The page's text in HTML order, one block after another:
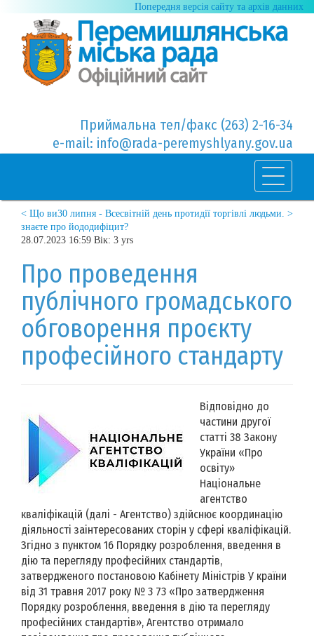
Попередня версія сайту та архів данних
Приймальна тел/факс (263) 2-16-34
e-mail: info@rada-peremyshlyany.gov.ua
30 липня - Всесвітній день протидії торгівлі людьми. >
< Що ви
знаєте про йододифіцит?
28.07.2023 16:59 Вік: 3 yrs
Про проведення
публічного громадського
обговорення проєкту
професійного стандарту
Відповідно до
частини другої
статті 38 Закону
України «Про
освіту»
Національне
агентство
кваліфікацій (далі - Агентство) здійснює координацію
діяльності заінтересованих сторін у сфері кваліфікацій.
Згідно з пунктом 16 Порядку розроблення, введення в
дію та перегляду професійних стандартів,
затвердженого постановою Кабінету Міністрів У країни
від 31 травня 2017 року № 3 73 «Про затвердження
Порядку розроблення, введення в дію та перегляду
професійних стандартів», Агентство отримало